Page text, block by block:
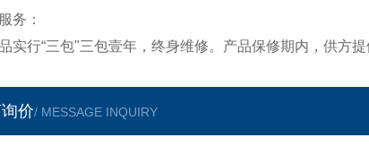
务：
实行“三包"三包壹年，终身维修。产品保修期内，供方
价/ MESSAGE INQUIRY